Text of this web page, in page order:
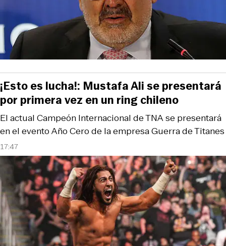
17:47
El actual Campeón Internacional de TNA se presentará
en el evento Año Cero de la empresa Guerra de Titanes
¡Esto es lucha!: Mustafa Ali se presentará
por primera vez en un ring chileno